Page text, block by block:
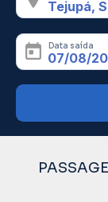
Data saída